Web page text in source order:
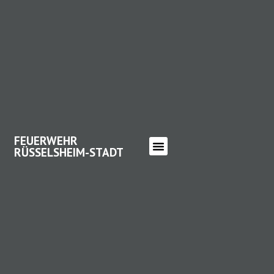
FEUERWEHR
RÜSSELSHEIM-STADT